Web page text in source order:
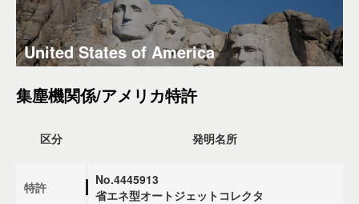
United States of America
集塵機関係/アメリカ特許
区分 発明名所
特許
No.4445913
省エネ型オートジェットコレクタ